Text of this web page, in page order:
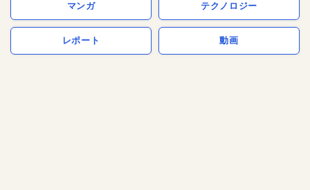
マンガ テクノロジー
レポート 動画